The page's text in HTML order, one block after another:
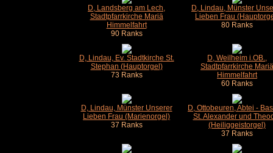
D, Landsberg am Lech,
Stadtpfarrkirche Mariä
Himmelfahrt
90 Ranks
D, Lindau, Münster
Lieben Frau
80 Ranks
D, Lindau, Ev. Stadtkirche St.
Stephan (Hauptorgel)
73 Ranks
D, Weilheim i.OB.,
Stadtpfarrkirche Mariä
Himmelfahrt
60 Ranks
D, Lindau, Münster Unserer
Lieben Frau (Marienorgel)
37 Ranks
D, Ottobeuren, Abtei -
St. Alexander und
(Heiliggeistorgel)
37 Ranks